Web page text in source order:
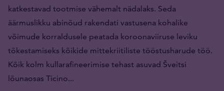
katkestavad tootmise vähemalt nädalaks. Seda
äärmuslikku abinõud rakendati vastusena kohalike
võimude korraldusele peatada koroonaviiruse leviku
tõkestamiseks kõikide mittekriitiliste tööstusharude töö.
Kõik kolm kullarafineerimise tehast asuvad Šveitsi
lõunaosas Ticino...